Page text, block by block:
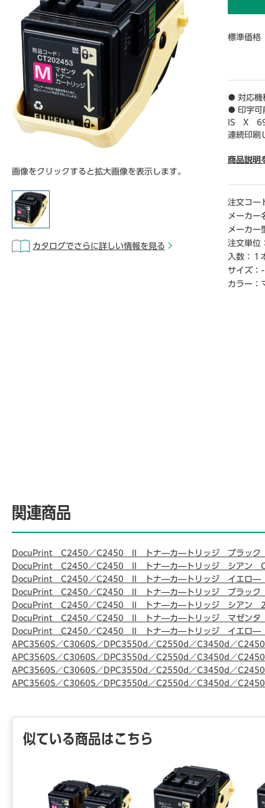
画像をクリックすると拡大画像を表示します。
カタログでさらに詳しい情報を見る
標準価格
● 対応
● 印字可
IS X
連続印刷
体の電源
ります
―ザ―プ
定する
【デジタ
※こちら
らご覧い
商品説明
注文コー
メーカー
メーカー
注文単位
入数：
１
サイズ： -
カラー：
関連商品
DocuPrint C2450／C2450 II トナ―カ―トリッジ ブラッ
DocuPrint C2450／C2450 II トナ―カ―トリッジ シアン
DocuPrint C2450／C2450 II トナ―カ―トリッジ イエロ
DocuPrint C2450／C2450 II トナ―カ―トリッジ ブラッ
DocuPrint C2450／C2450 II トナ―カ―トリッジ シアン
DocuPrint C2450／C2450 II トナ―カ―トリッジ マゼン
DocuPrint C2450／C2450 II トナ―カ―トリッジ イエロ
APC3560S／C3060S／DPC3550d／C2550d／C3450d／
APC3560S／C3060S／DPC3550d／C2550d／C3450d／
APC3560S／C3060S／DPC3550d／C2550d／C3450d／
APC3560S／C3060S／DPC3550d／C2550d／C3450d／
似ている商品はこちら